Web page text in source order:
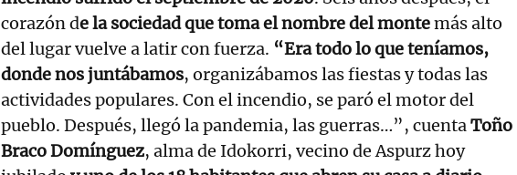
corazón de la sociedad que toma el nombre del montemás alto
del lugar vuelve a latir con fuerza. “Era todo lo que teníamos,
donde nos juntábamos, organizábamos las fiestas y todas las
actividades populares. Con el incendio, se paró el motor del
pueblo. Después, llegó la pandemia, las guerras…”, cuentaToño
Braco Domínguez, alma de Idokorri, vecino de Aspurz hoy